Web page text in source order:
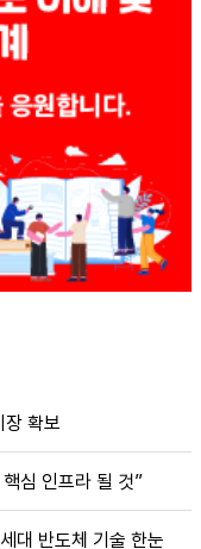
장 확보
심 인프라 될 것”
대 반도체 기술 한눈